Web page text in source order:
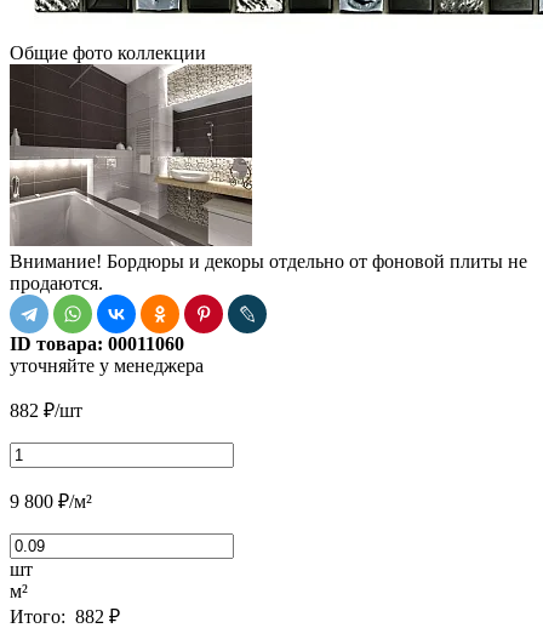
Общие фото коллекции
Внимание! Бордюры и декоры отдельно от фоновой плиты не
продаются.
ID товара: 00011060
уточняйте у менеджера
882 ₽/шт
9 800 ₽/м²
шт
м²
Итого: 882 ₽